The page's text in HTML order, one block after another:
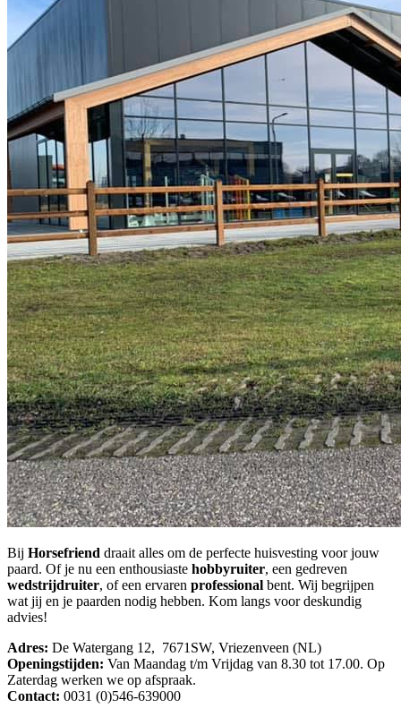
Bij Horsefriend draait alles om de perfecte huisvesting voor jouw
paard. Of je nu een enthousiaste hobbyruiter, een gedreven
wedstrijdruiter, of een ervaren professional bent. Wij begrijpen
wat jij en je paarden nodig hebben. Kom langs voor deskundig
advies!
Adres: De Watergang 12, 7671SW, Vriezenveen (NL)
Openingstijden: Van Maandag t/m Vrijdag van 8.30 tot 17.00. Op
Zaterdag werken we op afspraak.
Contact: 0031 (0)546-639000